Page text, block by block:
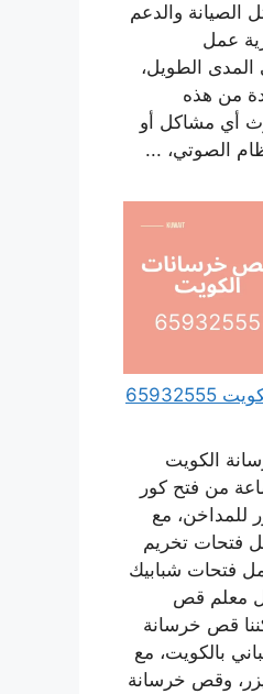
الصيانة والدعم
عمل
المدى الطويل،
من هذه
أي مشاكل أو
الصوتي، ...
قص خرسانه بالليزر الكويت 65932555
الكويت
على مدار 24 ساعة من فتح كور
للمداخن، مع
فتحات تخريم
فتحات شبابيك
معلم قص
قص خرسانة
بالكويت، مع
وقص خرسانة